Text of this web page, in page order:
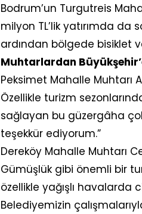
Bodrum’un Turgutreis
milyon TL’lik yatırımda
ardından bölgede bisiklet
Muhtarlardan
Peksimet Mahalle Muhtarı
Özellikle turizm
sağlayan bu güzergâha
teşekkür ediyorum.”
Dereköy Mahalle Muhtarı
Gümüşlük gibi önemli bir
özellikle yağışlı havalarda
Belediyemizin